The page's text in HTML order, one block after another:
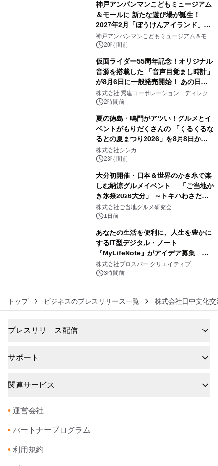
神戸アンパンマンこどもミュージアム
＆モールに 新たな遊び場が誕生！
2027年2月「ぼうけんアイランド」が
オープン
神戸アンパンマンこどもミュージアム＆モー
ル 20時間前
仮面ライダー55周年記念！オリジナル
音源を搭載した 「音声目覚まし時計」
が8月6日に一般発売開始！ あの日の
大興奮が今甦る
株式会社 秀建コーポレーション ディレクト
アートギャラリー
2時間前
夏の徳島・鳴門がアツい！グルメとイ
ベントがもりだくさんの 「くるくるな
るとの夏まつり2026」を8月8日から9
日間開催 ～夏限定メニューや大抽選
会、大学芋スティックの振る舞いも～
株式会社シンカ
23時間前
大分初開催・日本＆世界のかき氷で楽
しむ納涼グルメイベント 「ご当地か
き氷祭2026大分」 ～トキハわさだタ
ウンで8月21日～31日まで11日間限定
開催～
株式会社ご当地グルメ研究会
1日前
あなたの生活を便利に、人生を豊かに
するIT型デジタル・ノート
『MyLifeNote』がアイデア募集 優
秀賞100名に1年間無償試用
株式会社プロスパー クリエイティブ
3時間前
トップ ビジネスのプレスリリース一覧 株式会社日中文化交
プレスリリース配信
サポート
関連サービス
• 運営会社
• パートナープログラム
• 利用規約